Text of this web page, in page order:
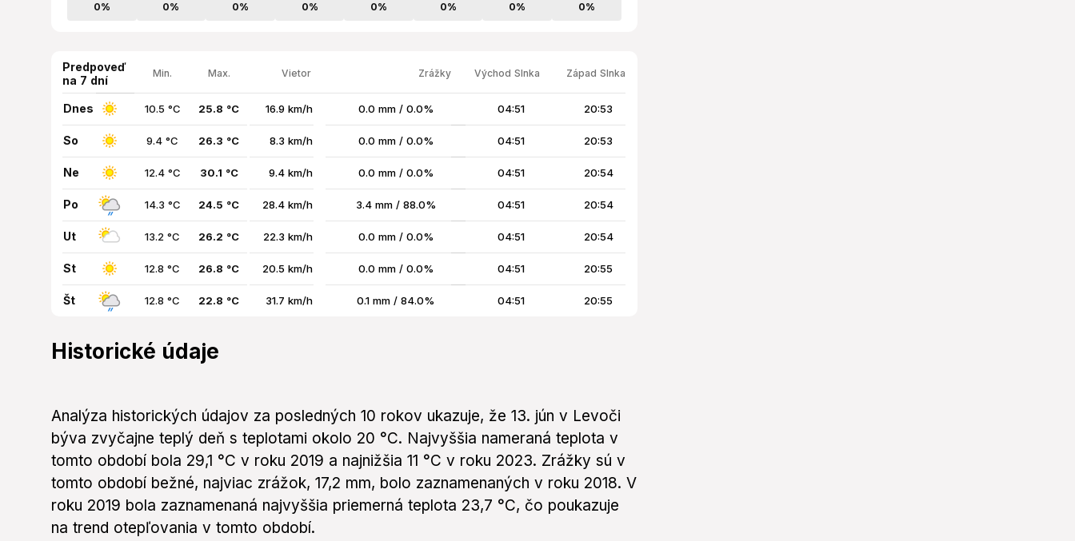
0% 0% 0% 0% 0% 0% 0% 0%
Predpoveď
na 7 dní
Min. Max. Vietor Zrážky Východ Slnka Západ Slnka
Dnes 10.5 °C 25.8 °C 16.9 km/h 0.0 mm / 0.0% 04:51 20:53
So 9.4 °C 26.3 °C 8.3 km/h 0.0 mm / 0.0% 04:51 20:53
Ne 12.4 °C 30.1 °C 9.4 km/h 0.0 mm / 0.0% 04:51 20:54
Po 14.3 °C 24.5 °C 28.4 km/h 3.4 mm / 88.0% 04:51 20:54
Ut 13.2 °C 26.2 °C 22.3 km/h 0.0 mm / 0.0% 04:51 20:54
St 12.8 °C 26.8 °C 20.5 km/h 0.0 mm / 0.0% 04:51 20:55
Št 12.8 °C 22.8 °C 31.7 km/h 0.1 mm / 84.0% 04:51 20:55
Historické údaje
Analýza historických údajov za posledných 10 rokov ukazuje, že 13. jún v Levoči
býva zvyčajne teplý deň s teplotami okolo 20 °C. Najvyššia nameraná teplota v
tomto období bola 29,1 °C v roku 2019 a najnižšia 11 °C v roku 2023. Zrážky sú v
tomto období bežné, najviac zrážok, 17,2 mm, bolo zaznamenaných v roku 2018. V
roku 2019 bola zaznamenaná najvyššia priemerná teplota 23,7 °C, čo poukazuje
na trend otepľovania v tomto období.